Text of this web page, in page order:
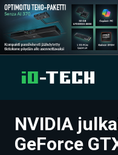
UUTISET
NVIDIA
GeForce